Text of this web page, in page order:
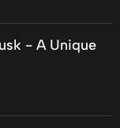
- A Unique